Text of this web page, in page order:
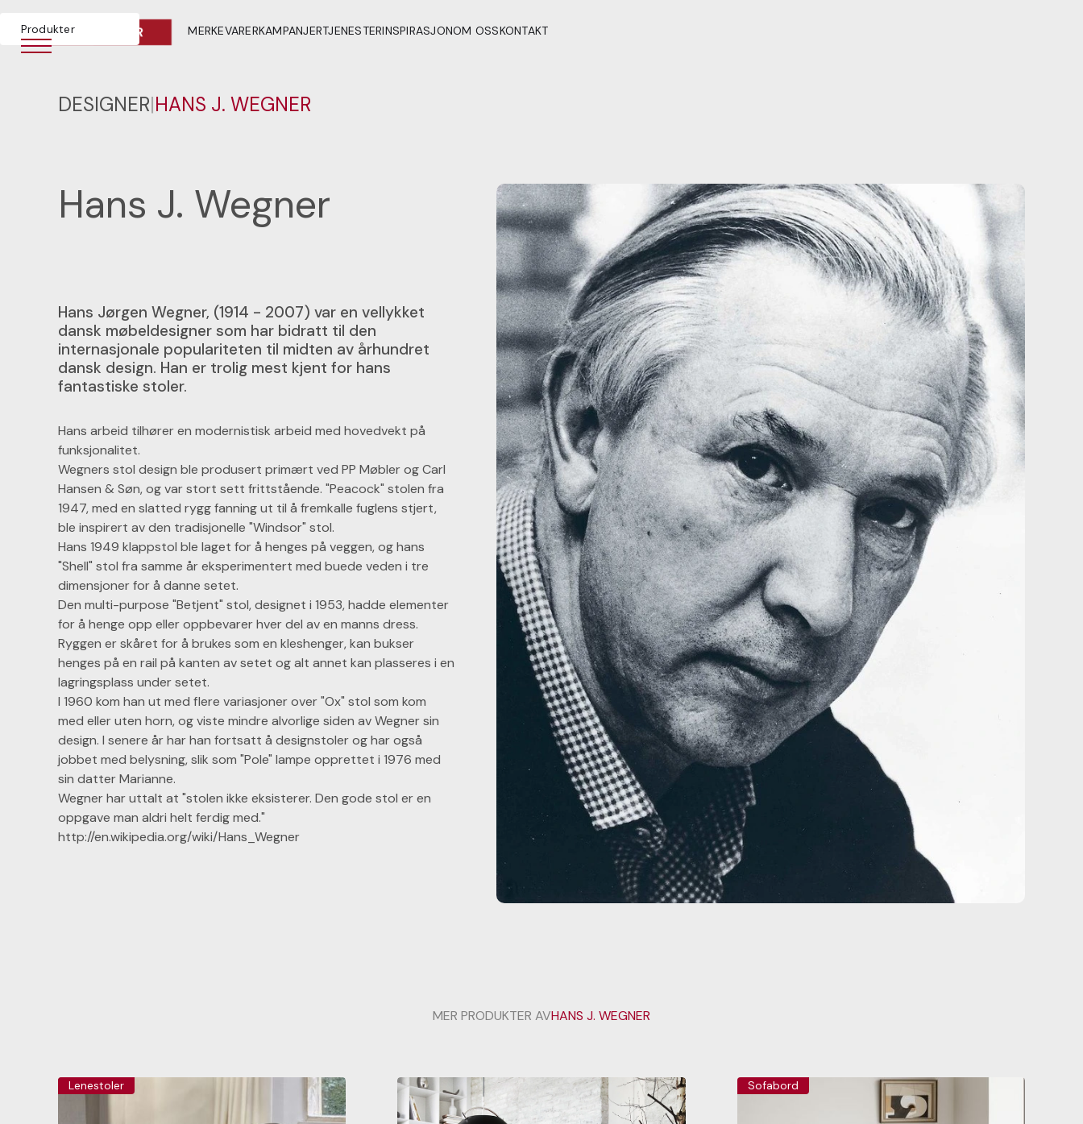
Produkter MERKEVARERKAMPANJERTJENESTERINSPIRASJONOM OSSKONTAKT
DESIGNER|HANS J. WEGNER
Hans J. Wegner
Hans Jørgen Wegner, (1914 - 2007) var en vellykket
dansk møbeldesigner som har bidratt til den
internasjonale populariteten til midten av århundret
dansk design. Han er trolig mest kjent for hans
fantastiske stoler.
Hans arbeid tilhører en modernistisk arbeid med hovedvekt på
funksjonalitet.
Wegners stol design ble produsert primært ved PP Møbler og Carl
Hansen & Søn, og var stort sett frittstående. "Peacock" stolen fra
1947, med en slatted rygg fanning ut til å fremkalle fuglens stjert,
ble inspirert av den tradisjonelle "Windsor" stol.
Hans 1949 klappstol ble laget for å henges på veggen, og hans
"Shell" stol fra samme år eksperimentert med buede veden i tre
dimensjoner for å danne setet.
Den multi-purpose "Betjent" stol, designet i 1953, hadde elementer
for å henge opp eller oppbevarer hver del av en manns dress.
Ryggen er skåret for å brukes som en kleshenger, kan bukser
henges på en rail på kanten av setet og alt annet kan plasseres i en
lagringsplass under setet.
I 1960 kom han ut med flere variasjoner over "Ox" stol som kom
med eller uten horn, og viste mindre alvorlige siden av Wegner sin
design. I senere år har han fortsatt å designstoler og har også
jobbet med belysning, slik som "Pole" lampe opprettet i 1976 med
sin datter Marianne.
Wegner har uttalt at "stolen ikke eksisterer. Den gode stol er en
oppgave man aldri helt ferdig med."
http://en.wikipedia.org/wiki/Hans_Wegner
MER PRODUKTER AVHANS J. WEGNER
Lenestoler Sofabord